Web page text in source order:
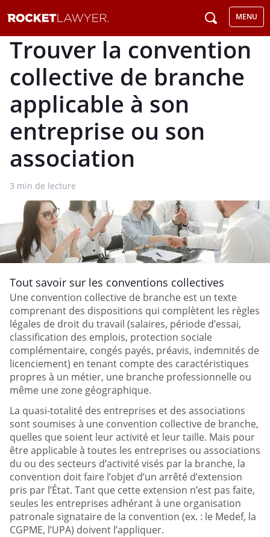
MENU
Trouver la convention
collective de branche
applicable à son
entreprise ou son
association
3 min de lecture
Tout savoir sur les conventions collectives
Une convention collective de branche est un texte
comprenant des dispositions qui complètent les règles
légales de droit du travail (salaires, période d’essai,
classification des emplois, protection sociale
complémentaire, congés payés, préavis, indemnités de
licenciement) en tenant compte des caractéristiques
propres à un métier, une branche professionnelle ou
même une zone géographique.
La quasi-totalité des entreprises et des associations
sont soumises à une convention collective de branche,
quelles que soient leur activité et leur taille. Mais pour
être applicable à toutes les entreprises ou associations
du ou des secteurs d’activité visés par la branche, la
convention doit faire l’objet d’un arrêté d’extension
pris par l’État. Tant que cette extension n’est pas faite,
seules les entreprises adhérant à une organisation
patronale signataire de la convention (ex. : le Medef, la
CGPME, l’UPA) doivent l’appliquer.